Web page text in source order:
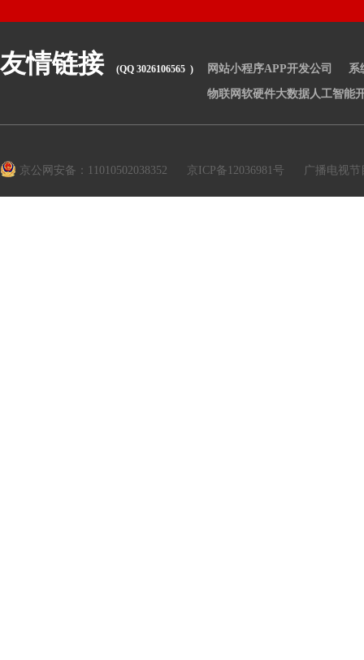
友情链接(QQ 3026106565 ) 网站小程序APP开发公司 系
物联网软硬件大数据人工智能
京公网安备：11010502038352 京ICP备12036981号 广播电视